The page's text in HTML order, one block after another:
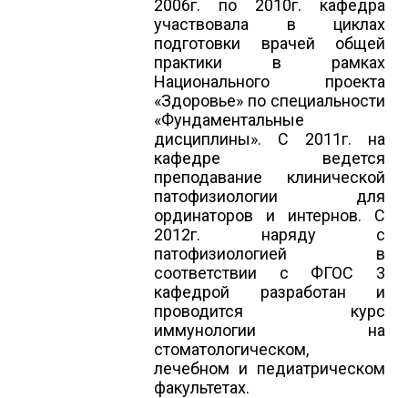
2006г. по 2010г. кафедра
участвовала в циклах
подготовки врачей общей
практики в рамках
Национального проекта
«Здоровье» по специальности
«Фундаментальные
дисциплины». С 2011г. на
кафедре ведется
преподавание клинической
патофизиологии для
ординаторов и интернов. С
2012г. наряду с
патофизиологией в
соответствии с ФГОС 3
кафедрой разработан и
проводится курс
иммунологии на
стоматологическом,
лечебном и педиатрическом
факультетах.